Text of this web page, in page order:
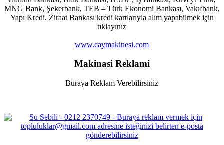
MNG Bank, Şekerbank, TEB – Türk Ekonomi Bankası, Vakıfbank,
Yapı Kredi, Ziraat Bankası kredi kartlarıyla alım yapabilmek için
tıklayınız
www.caymakinesi.com
Makinasi Reklami
Buraya Reklam Verebilirsiniz